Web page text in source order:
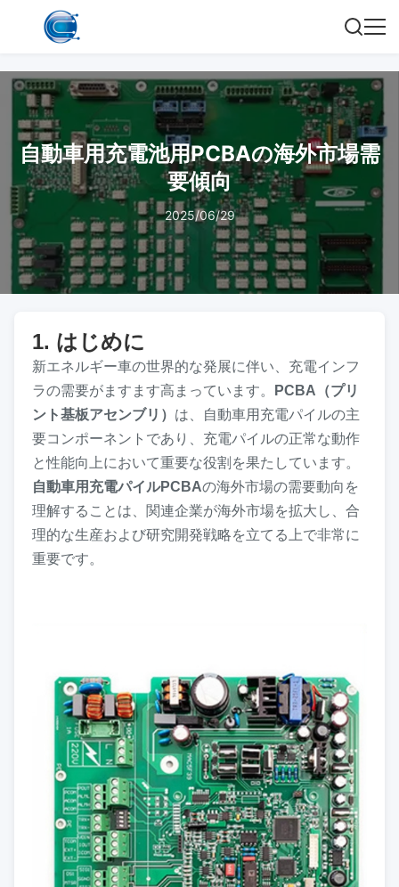
自動車用充電池用PCBAの海外市場需
要傾向
2025/06/29
1. はじめに
新エネルギー車の世界的な発展に伴い、充電インフ
ラの需要がますます高まっています。
PCBA（プリ
ント基板アセンブリ） は、自動車用充電パイルの主
要コンポーネントであり、充電パイルの正常な動作
と性能向上において重要な役割を果たしています。
自動車用充電パイルPCBAの海外市場の需要動向を
理解することは、関連企業が海外市場を拡大し、合
理的な生産および研究開発戦略を立てる上で非常に
重要です。